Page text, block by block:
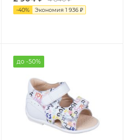
-40% Экономия 1 936 ₽
до -50%